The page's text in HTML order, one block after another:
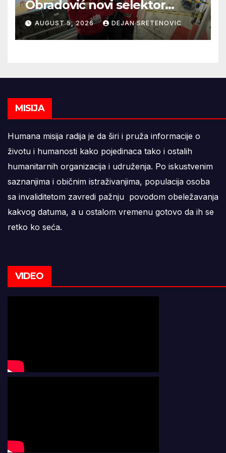
Obradović novi selektor
Atletske reprezentacije Srbije
AUGUST 5, 2026 DEJAN SRETENOVIC
MISIJA
Humana misija radija je da širi i pruža informacije o
životu i humanosti kako pojedinaca tako i ostalih
humanitarnih organizacija i udruženja. Po iskustvenim
saznanjima i običnim istraživanjima, populacija osoba
sa invaliditetom zavredi pažnju povodom obeležavanja
kakvog datuma, a u ostalom vremenu gotovo da ih se
retko ko seća.
VIDEO